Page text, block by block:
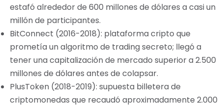
estafó alrededor de 600 millones de dólares a casi un
millón de participantes.
BitConnect (2016-2018): plataforma cripto que
prometía un algoritmo de trading secreto; llegó a
tener una capitalización de mercado superior a 2.500
millones de dólares antes de colapsar.
PlusToken (2018-2019): supuesta billetera de
criptomonedas que recaudó aproximadamente 2.000